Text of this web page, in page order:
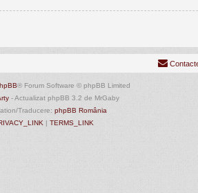
® Forum Software © phpBB Limited
- Actualizat phpBB 3.2 de MrGaby
Traducere: phpBB România
| TERMS_LINK